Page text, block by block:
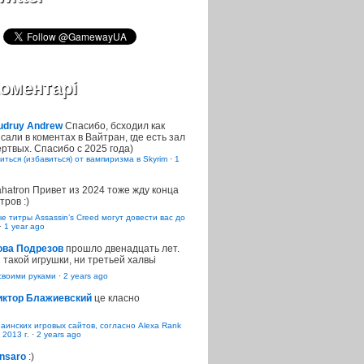
Andrew Спасибо, бсходил как
в коментах в Вайтран, где есть зал
Спасибо с 2025 года)
(избавиться) от вампиризма в Skyrim · 1
Привет из 2024 тоже жду конца
:)
титры Assassin’s Creed могут довести вас до
· 1 year ago
Подрезов прошло двенадцать лет.
такой игрушки, ни третьей халвьі
руками · 2 years ago
Блажиевский це класно
игровых сайтов, согласно Alexa Rank
г. · 2 years ago
:)